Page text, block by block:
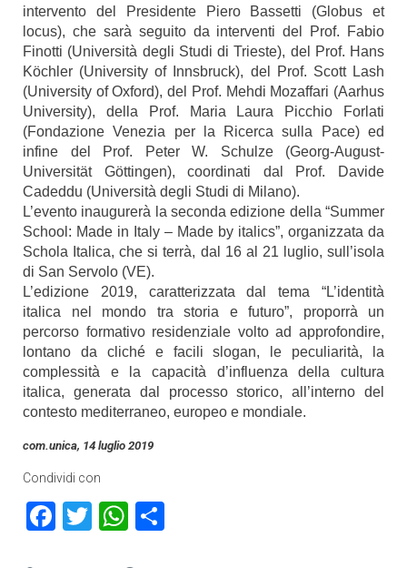
intervento del Presidente Piero Bassetti (Globus et
locus), che sarà seguito da interventi del Prof. Fabio
Finotti (Università degli Studi di Trieste), del Prof. Hans
Köchler (University of Innsbruck), del Prof. Scott Lash
(University of Oxford), del Prof. Mehdi Mozaffari (Aarhus
University), della Prof. Maria Laura Picchio Forlati
(Fondazione Venezia per la Ricerca sulla Pace) ed
infine del Prof. Peter W. Schulze (Georg-August-
Universität Göttingen), coordinati dal Prof. Davide
Cadeddu (Università degli Studi di Milano).
L’evento inaugurerà la seconda edizione della “Summer
School: Made in Italy – Made by italics”, organizzata da
Schola Italica, che si terrà, dal 16 al 21 luglio, sull’isola
di San Servolo (VE).
L’edizione 2019, caratterizzata dal tema “L’identità
italica nel mondo tra storia e futuro”, proporrà un
percorso formativo residenziale volto ad approfondire,
lontano da cliché e facili slogan, le peculiarità, la
complessità e la capacità d’influenza della cultura
italica, generata dal processo storico, all’interno del
contesto mediterraneo, europeo e mondiale.
com.unica, 14 luglio 2019
Condividi con
Facebook
TwitterWhatsApp